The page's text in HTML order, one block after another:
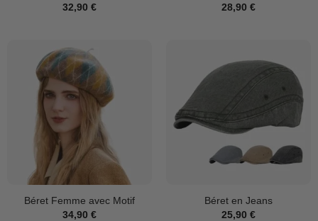
32,90 €
28,90 €
Béret Femme avec Motif
34,90 €
Béret en Jeans
25,90 €